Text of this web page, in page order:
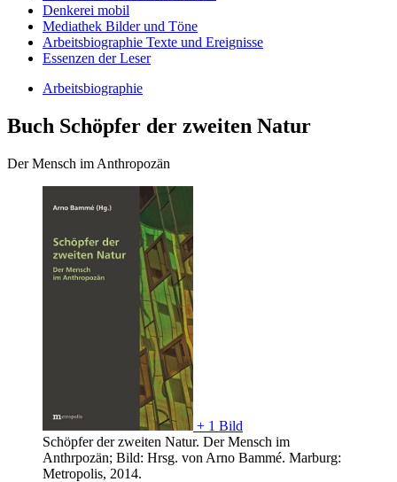
Denkerei mobil
Mediathek Bilder und Töne
Arbeitsbiographie Texte und Ereignisse
Essenzen der Leser
Arbeitsbiographie
Buch Schöpfer der zweiten Natur
Der Mensch im Anthropozän
+ 1 Bild
Schöpfer der zweiten Natur. Der Mensch im
Anthrpozän; Bild: Hrsg. von Arno Bammé. Marburg:
Metropolis, 2014.